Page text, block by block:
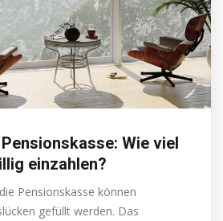
Wie viel
einzahlen?
Pensionskasse können
gefüllt werden. Das